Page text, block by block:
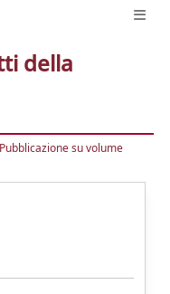
della
su volume